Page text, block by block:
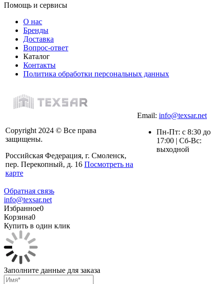
Помощь и сервисы
О нас
Бренды
Доставка
Вопрос-ответ
Каталог
Контакты
Политика обработки персональных данных
Copyright 2024 © Все права
защищены.
Российская Федерация, г. Смоленск,
пер. Перекопный, д. 16 Посмотреть на
карте
Email: info@texsar.net
Пн-Пт: с 8:30 до
17:00 | Сб-Вс:
выходной
Обратная связь
info@texsar.net
Избранное0
Корзина0
Купить в один клик
Заполните данные для заказа